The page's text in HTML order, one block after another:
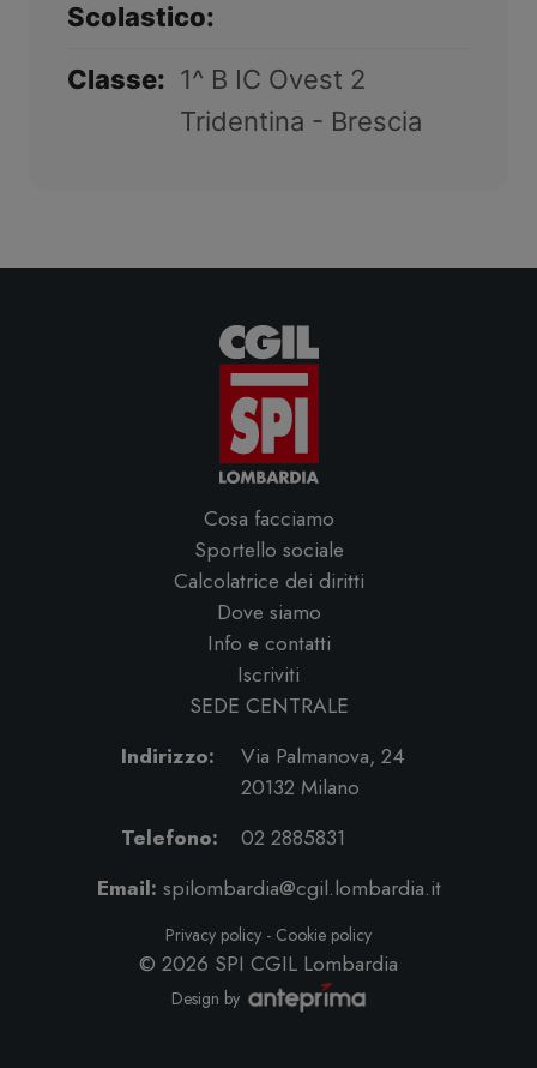
Scolastico:
Classe: 1^ B IC Ovest 2
Tridentina - Brescia
Cosa facciamo
Sportello sociale
Calcolatrice dei diritti
Dove siamo
Info e contatti
Iscriviti
SEDE CENTRALE
Indirizzo:
Via Palmanova, 24
20132 Milano
Telefono:
02 2885831
Email: spilombardia@cgil.lombardia.it
Privacy policy - Cookie policy
© 2026 SPI CGIL Lombardia
Design by